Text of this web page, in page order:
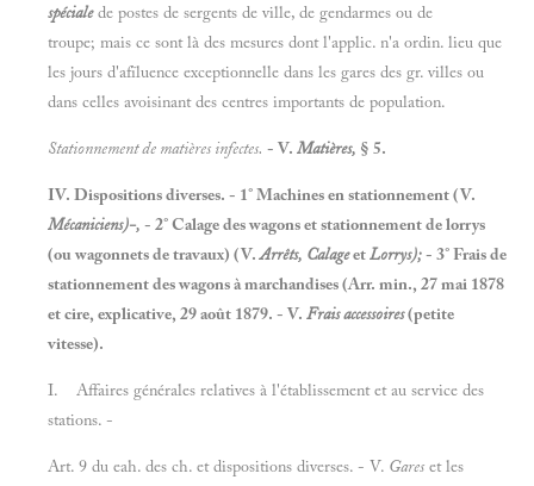
spécialede postes de sergents de ville, de gendarmes ou de
troupe; mais ce sont là des mesures dont l'applic. n'a ordin. lieu que
les jours d'afïluence exceptionnelle dans les gares des gr. villes ou
dans celles avoisinant des centres importants de population.
Stationnement de matières infectes. - V. Matières, § 5.
IV. Dispositions diverses. - 1° Machines en stationnement (V.
Mécaniciens)-, - 2° Calage des wagons et stationnement de lorrys
(ou wagonnets de travaux) (V.Arrêts, CalageetLorrys);- 3° Frais de
stationnement des wagons à marchandises (Arr. min., 27 mai 1878
et cire, explicative, 29 août 1879. - V. Frais accessoires(petite
vitesse).
I. Affaires générales relatives à l'établissement et au service des
stations. -
Art. 9 du eah. des ch. et dispositions diverses. - V. Gares et les